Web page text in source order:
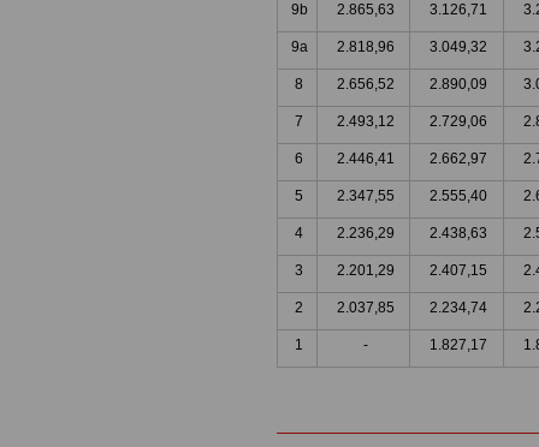
9b 2.865,63 3.126,71
9a 2.818,96 3.049,32
8 2.656,52 2.890,09
7 2.493,12 2.729,06
6 2.446,41 2.662,97
5 2.347,55 2.555,40
4 2.236,29 2.438,63
3 2.201,29 2.407,15
2 2.037,85 2.234,74
1 - 1.827,17